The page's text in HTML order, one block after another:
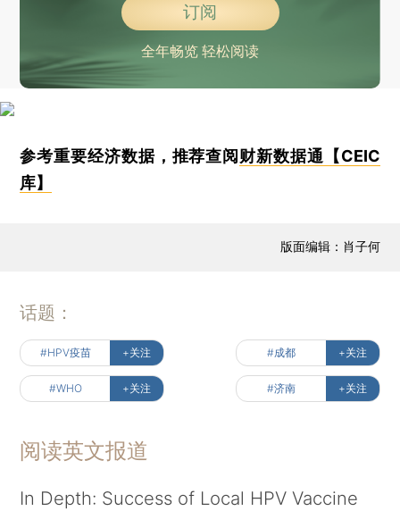
订阅
全年畅览 轻松阅读
参考重要经济数据，推荐查阅财新数据通【CEIC
库】
版面编辑：肖子何
话题：
#HPV疫苗 +关注 #成都 +关注
#WHO +关注 #济南 +关注
阅读英文报道
In Depth: Success of Local HPV Vaccine